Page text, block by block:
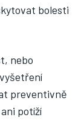
bolesti
nebo
preventivně
potíží